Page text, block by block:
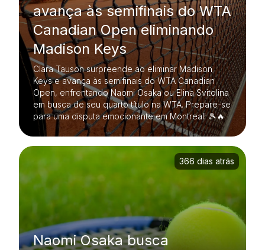
avança às semifinais do WTA
Canadian Open eliminando
Madison Keys
Clara Tauson surpreende ao eliminar Madison
Keys e avança às semifinais do WTA Canadian
Open, enfrentando Naomi Osaka ou Elina Svitolina
em busca de seu quarto título na WTA. Prepare-se
para uma disputa emocionante em Montreal! 🎾🔥
Naomi Osaka busca
366 dias atrás